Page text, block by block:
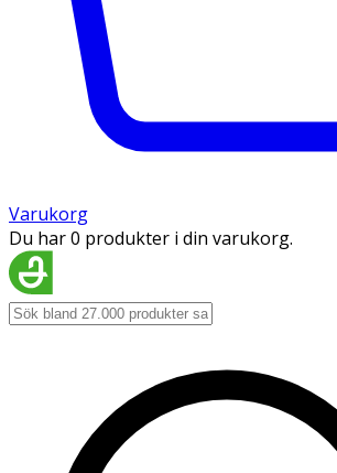
Varukorg
Du har 0 produkter i din varukorg.